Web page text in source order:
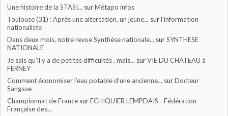
Une histoire de la STASI... surMétapo infos
Toulouse (31) : Après une altercation, un jeune... surl'information
nationaliste
Dans deux mois, notre revue Synthèse nationale... surSYNTHESE
NATIONALE
Je sais qu'il y a de petites difficultés , mais... surVIE DU CHATEAU à
FERNEY
Comment économiser l’eau potable d’une ancienne... surDocteur
Sangsue
Championnat de France surECHIQUIER LEMPDAIS - Fédération
Française des...